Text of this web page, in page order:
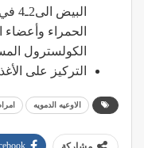
الحمراء
الكولسترول
التركيز على
الاوعيه الدمويه